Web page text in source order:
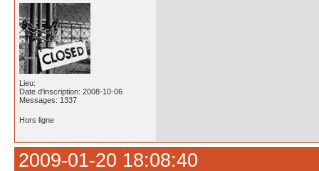
Lieu:
Date d'inscription: 2008-10-06
Messages: 1337
Hors ligne
2009-01-20 18:08:40